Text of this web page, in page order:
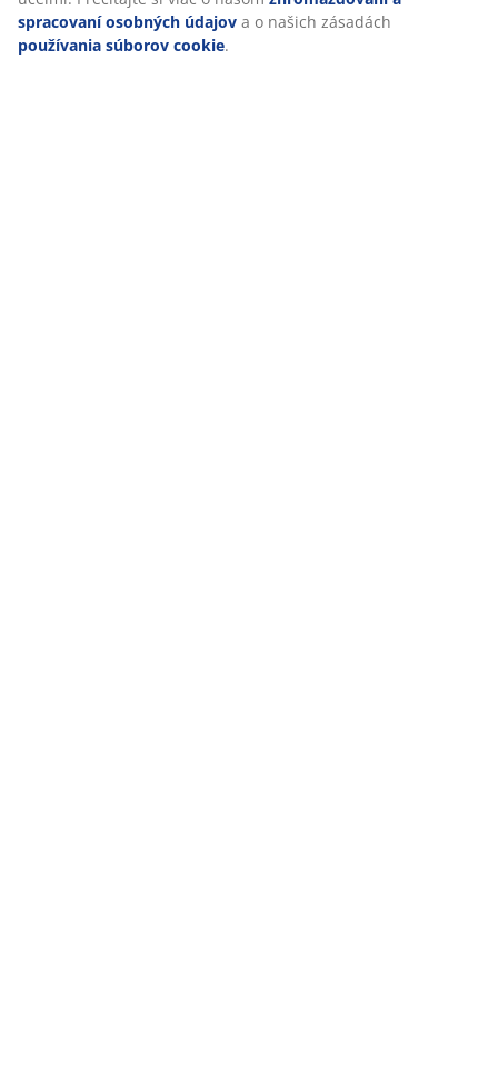
spracovaní osobných údajov a o našich zásadách
používania súborov cookie.